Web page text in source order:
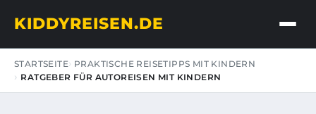
KIDDYREISEN.DE
STARTSEITE PRAKTISCHE REISETIPPS MIT KINDERN
RATGEBER FÜR AUTOREISEN MIT KINDERN